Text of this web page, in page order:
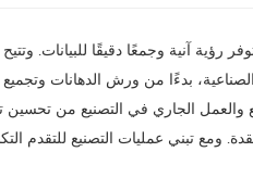
بدءًا من ورش الدهانات وتجميع
والعمل الجاري في التصنيع من